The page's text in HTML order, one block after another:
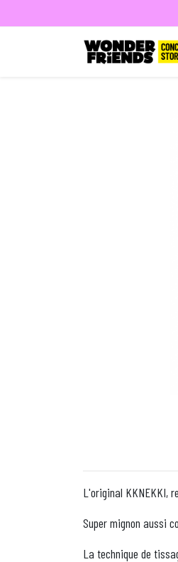
L'original KKNEKKI,
Super mignon aussi
La technique de